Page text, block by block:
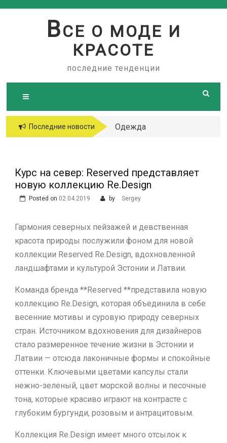
ВСЕ О МОДЕ И
КРАСОТЕ
последние тенденции
Последние новости
Одежда
Курс на север: Reserved представляет
новую коллекцию Re.Design
Posted on 02.04.2019 by Sergey
Гармония северных пейзажей и девственная
красота природы послужили фоном для новой
коллекции Reserved Re.Design, вдохновленной
ландшафтами и культурой Эстонии и Латвии.
Команда бренда **Reserved **представила новую
коллекцию Re.Design, которая объединила в себе
весенние мотивы и суровую природу северных
стран. Источником вдохновения для дизайнеров
стало размеренное течение жизни в Эстонии и
Латвии — отсюда лаконичные формы и спокойные
оттенки. Ключевыми цветами капсулы стали
нежно-зеленый, цвет морской волны и песочные
тона, которые красиво играют на контрасте с
глубоким бургунди, розовым и антрацитовым.
Коллекция Re.Design имеет много отсылок к